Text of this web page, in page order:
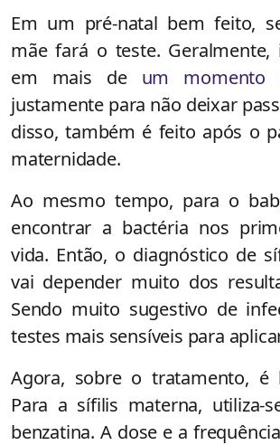
Em um pré-natal bem feito,
mãe fará o teste. Geralmente,
em mais de um momento
justamente para não deixar
disso, também é feito após o
maternidade.
Ao mesmo tempo, para o
encontrar a bactéria nos
vida. Então, o diagnóstico de
vai depender muito dos
Sendo muito sugestivo de
testes mais sensíveis para
Agora, sobre o tratamento, é
Para a sífilis materna, utiliza-
benzatina. A dose e a